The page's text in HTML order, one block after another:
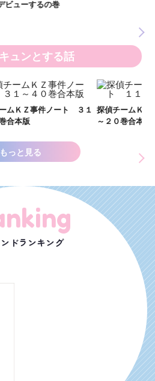
ュンとする話
１ 探偵チームＫＺ事件ノート １１
～２０巻合本版
もっと見る
ンドランキング